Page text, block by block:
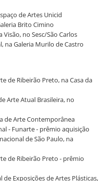
de Artes Unicid
Brito Cimino
Visão, no Sesc/São Carlos
na Galeria Murilo de Castro
de Ribeirão Preto, na Casa da
Arte Atual Brasileira, no
de Arte Contemporânea
- Funarte - prêmio aquisição
de São Paulo, na
de Ribeirão Preto - prêmio
de Exposições de Artes Plásticas,